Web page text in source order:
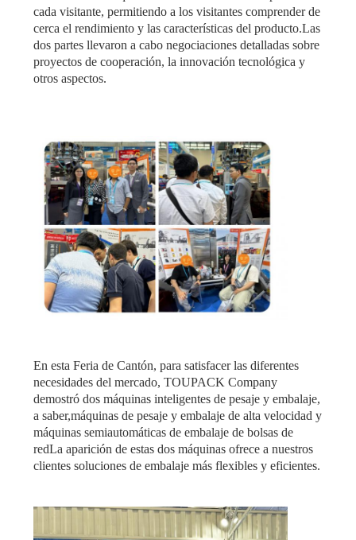
cada visitante, permitiendo a los visitantes comprender de
cerca el rendimiento y las características del producto.Las
dos partes llevaron a cabo negociaciones detalladas sobre
proyectos de cooperación, la innovación tecnológica y
otros aspectos.
En esta Feria de Cantón, para satisfacer las diferentes
necesidades del mercado, TOUPACK Company
demostró dos máquinas inteligentes de pesaje y embalaje,
a saber,máquinas de pesaje y embalaje de alta velocidad y
máquinas semiautomáticas de embalaje de bolsas de
redLa aparición de estas dos máquinas ofrece a nuestros
clientes soluciones de embalaje más flexibles y eficientes.